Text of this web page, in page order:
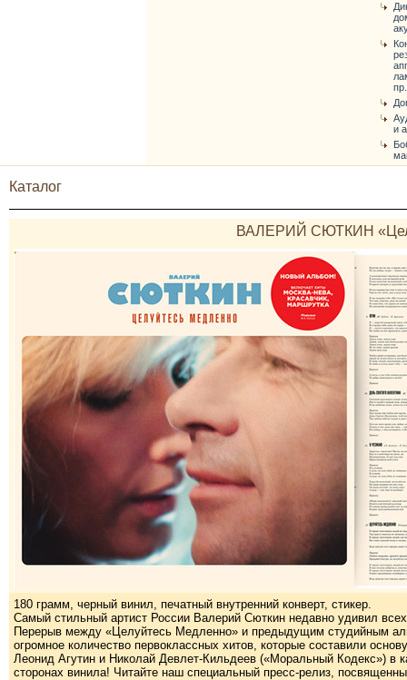
и
Каталог
ВАЛЕРИЙ СЮТКИН
180 грамм, черный винил, печатный внутренний конверт, стикер.
Самый стильный артист России Валерий Сюткин недавно удивил
Перерыв между «Целуйтесь Медленно» и предыдущим студийным
огромное количество первоклассных хитов, которые составили
Леонид Агутин и Николай Девлет-Кильдеев («Моральный Кодекс») в
сторонах винила! Читайте наш специальный пресс-релиз,